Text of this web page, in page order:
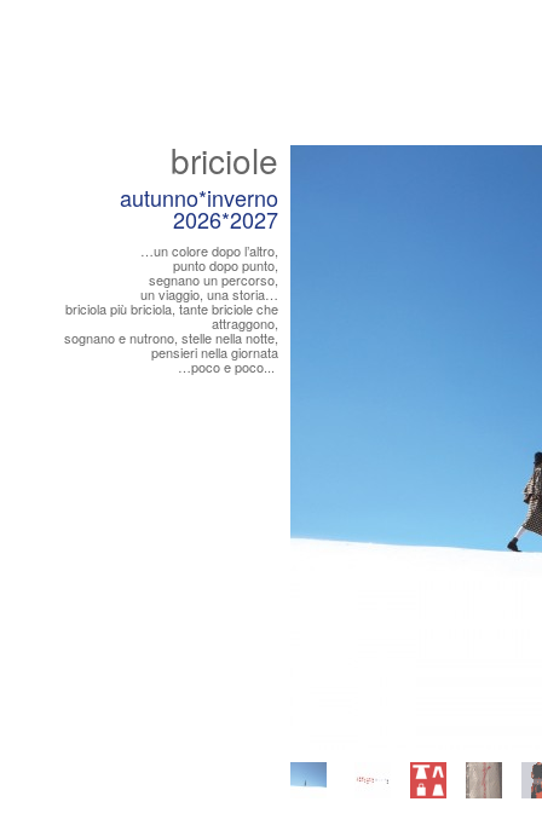
briciole
autunno*inverno
2026*2027
…un colore dopo l’altro,
punto dopo punto,
segnano un percorso,
un viaggio, una storia…
briciola più briciola, tante briciole che
attraggono,
sognano e nutrono, stelle nella notte,
pensieri nella giornata
…poco e poco...